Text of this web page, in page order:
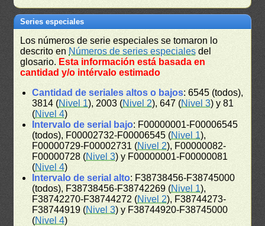
Series especiales
Los números de serie especiales se tomaron lo
descrito en Números de series especiales del
glosario. Esta información está basada en
cantidad y/o intérvalo estimado
Cantidad de seriales altos o bajos: 6545 (todos),
3814 (Nivel 1), 2003 (Nivel 2), 647 (Nivel 3) y 81
(Nivel 4)
Intervalo de serial bajo: F00000001-F00006545
(todos), F00002732-F00006545 (Nivel 1),
F00000729-F00002731 (Nivel 2), F00000082-
F00000728 (Nivel 3) y F00000001-F00000081
(Nivel 4)
Intervalo de serial alto: F38738456-F38745000
(todos), F38738456-F38742269 (Nivel 1),
F38742270-F38744272 (Nivel 2), F38744273-
F38744919 (Nivel 3) y F38744920-F38745000
(Nivel 4)